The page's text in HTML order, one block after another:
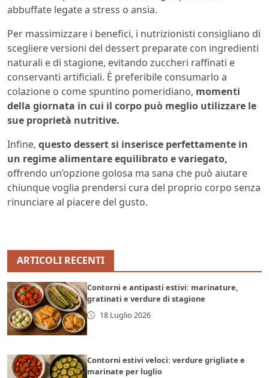
abbuffate legate a stress o ansia.
Per massimizzare i benefici, i nutrizionisti consigliano di
scegliere versioni del dessert preparate con ingredienti
naturali e di stagione, evitando zuccheri raffinati e
conservanti artificiali. È preferibile consumarlo a
colazione o come spuntino pomeridiano, momenti
della giornata in cui il corpo può meglio utilizzare le
sue proprietà nutritive.
Infine, questo dessert si inserisce perfettamente in
un regime alimentare equilibrato e variegato,
offrendo un’opzione golosa ma sana che può aiutare
chiunque voglia prendersi cura del proprio corpo senza
rinunciare al piacere del gusto.
ARTICOLI RECENTI
Contorni e antipasti estivi: marinature,
gratinati e verdure di stagione
18 Luglio 2026
Contorni estivi veloci: verdure grigliate e
marinate per luglio